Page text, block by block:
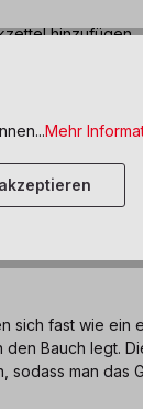
hinzufügen
sich fast wie ein
Bauch legt.
man das
Mehr